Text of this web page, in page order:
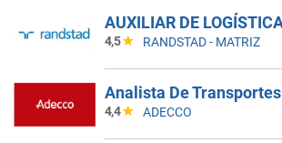
4,5 RANDSTAD - MATRIZ
Analista De Transportes
4,4 ADECCO